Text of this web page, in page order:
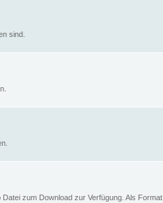
sind.
zum Download zur Verfügung. Als Format